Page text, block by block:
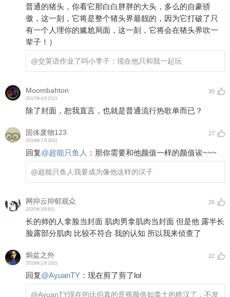
普通的猪头，你看它那白白胖胖的大头，多么的自豪骄
傲，这一刻，它将是整个猪头界最靓的，因为它打破了只
有一个人理你的尴尬局面，这一刻，它将会在猪头界吹一
辈子！）
@交英语作业了吗小李子：现在他只和我一起玩
Moombahton
2017年4月15日
30
除了封面，恕我直言，也就是普通流行热歌单而已？
固体废物123
2019年7月30日
27
回复@超能只鱼人 ： 那你需要和他颜值一样的颜值诶~~~
@超能只鱼人我要成为像他这样的汉子
网抑云抑郁观众
2020年3月8日
26
长的帅的人拿脸当封面 肌肉男拿肌肉当封面 但是他 露半长
脸露部分肌肉 比较不符合 我的认知 所以我来侦查了
焗盆之外
2019年1月10日
22
回复@AyuanTY ： 现在剪了剪了lol
@AyuanTY现在的比伯真的是视颜值如粪土的糙汉了，不发